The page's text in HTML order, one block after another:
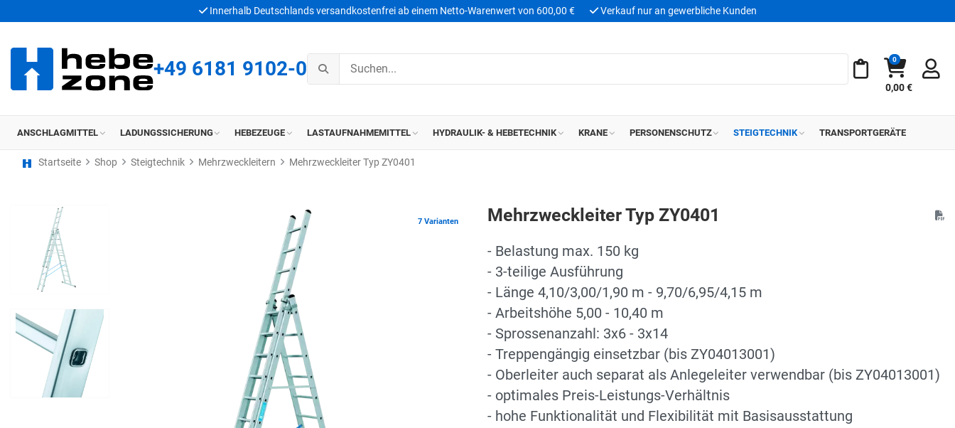
Innerhalb Deutschlands versandkostenfrei ab einem Netto-Warenwert von 600,00 € Verkauf nur an gewerbliche Kunden
+49 6181 9102-0 Meine Merkliste
Warenkorb
0
0,00 €
ANSCHLAGMITTEL LADUNGSSICHERUNG HEBEZEUGE LASTAUFNAHMEMITTEL HYDRAULIK- & HEBETECHNIK KRANE PERSONENSCHUTZ STEIGTECHNIK TRANSPORTGERÄTE
Startseite Shop Steigtechnik Mehrzweckleitern Mehrzweckleiter Typ ZY0401
7 Varianten Mehrzweckleiter Typ ZY0401
- Belastung max. 150 kg
- 3-teilige Ausführung
- Länge 4,10/3,00/1,90 m - 9,70/6,95/4,15 m
- Arbeitshöhe 5,00 - 10,40 m
- Sprossenanzahl: 3x6 - 3x14
- Treppengängig einsetzbar (bis ZY04013001)
- Oberleiter auch separat als Anlegeleiter verwendbar (bis ZY04013001)
- optimales Preis-Leistungs-Verhältnis
- hohe Funktionalität und Flexibilität mit Basisausstattung